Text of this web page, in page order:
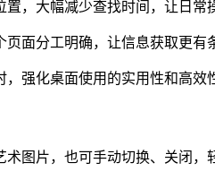
，大幅减少查找时间，让日常
面分工明确，让信息获取更有
强化桌面使用的实用性和高效
图片，也可手动切换、关闭，